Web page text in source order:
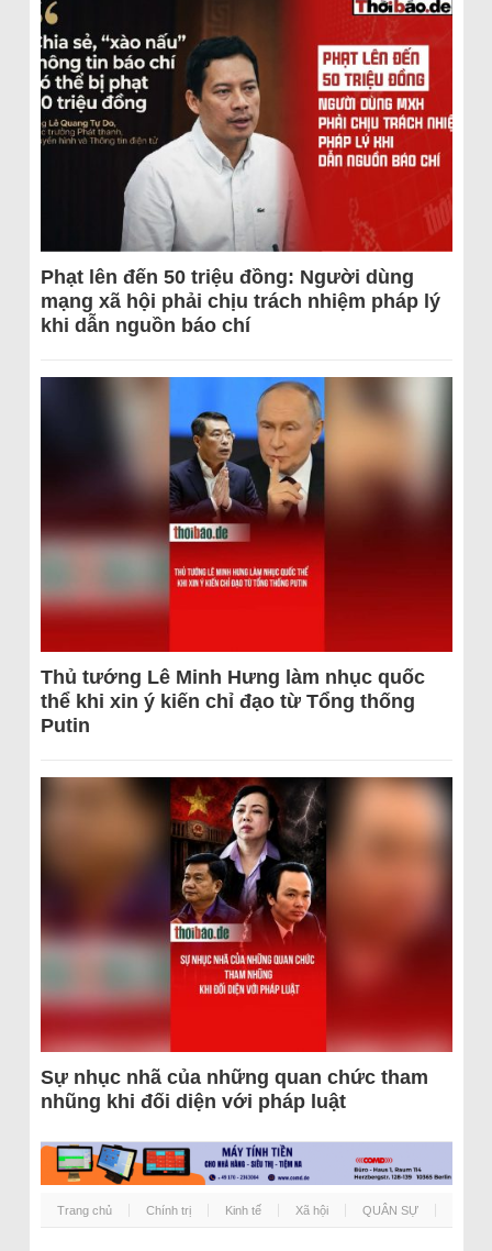
Phạt lên đến 50 triệu đồng: Người dùng
mạng xã hội phải chịu trách nhiệm pháp lý
khi dẫn nguồn báo chí
Thủ tướng Lê Minh Hưng làm nhục quốc
thể khi xin ý kiến chỉ đạo từ Tổng thống
Putin
Sự nhục nhã của những quan chức tham
nhũng khi đối diện với pháp luật
Trang chủ Chính trị Kinh tế Xã hội QUÂN SỰ